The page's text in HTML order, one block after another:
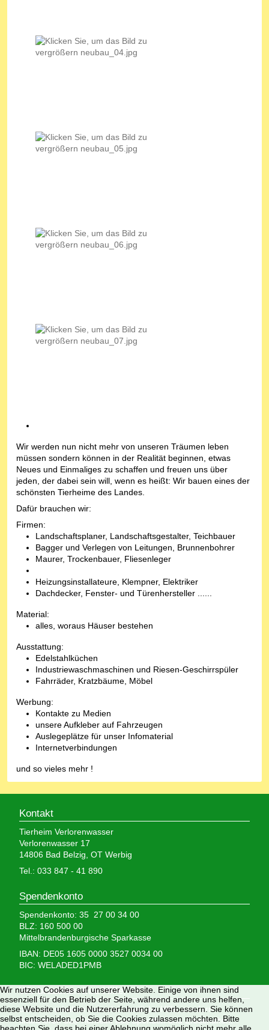
Wir werden nun nicht mehr von unseren Träumen leben
müssen sondern können in der Realität beginnen, etwas
Neues und Einmaliges zu schaffen und freuen uns über
jeden, der dabei sein will, wenn es heißt: Wir bauen eines der
schönsten Tierheime des Landes.
Dafür brauchen wir:
Firmen:
Landschaftsplaner, Landschaftsgestalter, Teichbauer
Bagger und Verlegen von Leitungen, Brunnenbohrer
Maurer, Trockenbauer, Fliesenleger
Heizungsinstallateure, Klempner, Elektriker
Dachdecker, Fenster- und Türenhersteller ......
Material:
alles, woraus Häuser bestehen
Ausstattung:
Edelstahlküchen
Industriewaschmaschinen und Riesen-Geschirrspüler
Fahrräder, Kratzbäume, Möbel
Werbung:
Kontakte zu Medien
unsere Aufkleber auf Fahrzeugen
Auslegeplätze für unser Infomaterial
Internetverbindungen
und so vieles mehr !
Kontakt
Tierheim Verlorenwasser
Verlorenwasser 17
14806 Bad Belzig, OT Werbig
Tel.: 033 847 - 41 890
Spendenkonto
Spendenkonto: 35 27 00 34 00
BLZ: 160 500 00
Mittelbrandenburgische Sparkasse
IBAN: DE05 1605 0000 3527 0034 00
BIC: WELADED1PMB
Wir brauchen Ihre Hilfe,
denn wir erhalten keinerlei staatliche Hilfe, sondern
finanzieren das Tierheim aus Spenden und Erbschaften.
Wir nutzen Cookies auf unserer Website. Einige von ihnen sind
essenziell für den Betrieb der Seite, während andere uns helfen,
diese Website und die Nutzererfahrung zu verbessern. Sie können
selbst entscheiden, ob Sie die Cookies zulassen möchten. Bitte